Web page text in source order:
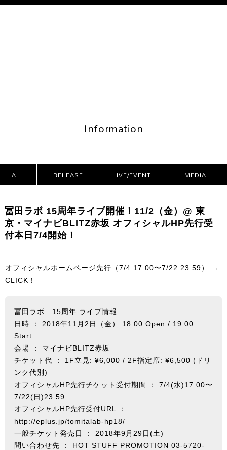
Information
ALL
ORIES
RELEASE LIVE/EVENT MEDIA
冨田ラボ 15周年ライブ開催！11/2（金）@ 東
京・マイナビBLITZ赤坂 オフィシャルHP先行受
付本日7/4開始！
オフィシャルホームページ先行（7/4 17:00〜7/22 23:59） →
CLICK！
冨田ラボ 15周年 ライブ情報
日時 ： 2018年11月2日（金） 18:00 Open / 19:00
Start
会場 ： マイナビBLITZ赤坂
チケット代 ： 1F立見: ¥6,000 / 2F指定席: ¥6,500 (ドリ
ンク代別)
オフィシャルHP先行チケット受付期間 ： 7/4(水)17:00〜
7/22(日)23:59
オフィシャルHP先行受付URL ：
http://eplus.jp/tomitalab-hp18/
一般チケット発売日 ： 2018年9月29日(土)
問い合わせ先 ： HOT STUFF PROMOTION 03-5720-